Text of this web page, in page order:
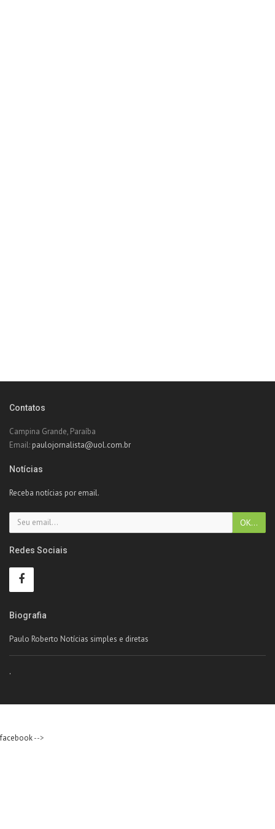
Contatos
Campina Grande, Paraíba
Email: paulojornalista@uol.com.br
Notícias
Receba notícias por email.
Redes Sociais
Biografia
Paulo Roberto Notícias simples e diretas
.
facebook-->